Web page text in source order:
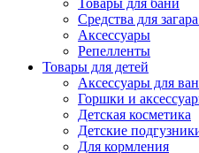
Товары для бани
Средства для
Аксессуары
Репелленты
Товары для детей
Аксессуары для
Горшки и
Детская косметика
Детские
Для кормления